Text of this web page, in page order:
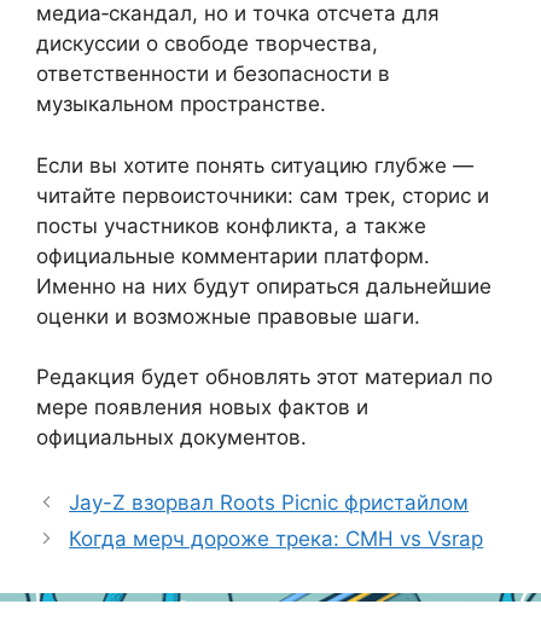
медиа‑скандал, но и точка отсчета для
дискуссии о свободе творчества,
ответственности и безопасности в
музыкальном пространстве.
Если вы хотите понять ситуацию глубже —
читайте первоисточники: сам трек, сторис и
посты участников конфликта, а также
официальные комментарии платформ.
Именно на них будут опираться дальнейшие
оценки и возможные правовые шаги.
Редакция будет обновлять этот материал по
мере появления новых фактов и
официальных документов.
Jay-Z взорвал Roots Picnic фристайлом
Когда мерч дороже трека: CMH vs Vsrap